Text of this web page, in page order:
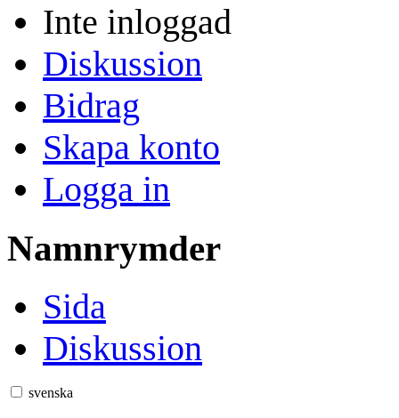
Inte inloggad
Diskussion
Bidrag
Skapa konto
Logga in
Namnrymder
Sida
Diskussion
svenska